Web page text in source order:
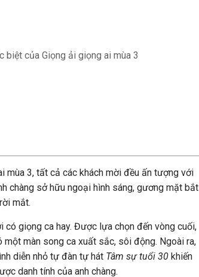
của Giọng ải giọng ai mùa 3
mùa 3, tất cả các khách mời đều ấn tượng với
chàng sở hữu ngoại hình sáng, gương mặt bắt
mắt.
có giọng ca hay. Được lựa chọn đến vòng cuối,
màn song ca xuất sắc, sôi động. Ngoài ra,
diễn nhỏ tự đàn tự hát Tâm sự tuổi 30 khiến
danh tính của anh chàng.